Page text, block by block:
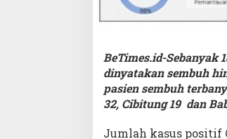
BeTimes.id-Sebanyak
dinyatakan sembuh
pasien sembuh
32, Cibitung 19 dan
Jumlah kasus positif